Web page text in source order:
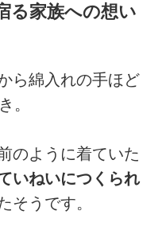
る家族への想い
ら綿入れの手ほど
。
のように着ていた
いねいにつくられ
そうです。